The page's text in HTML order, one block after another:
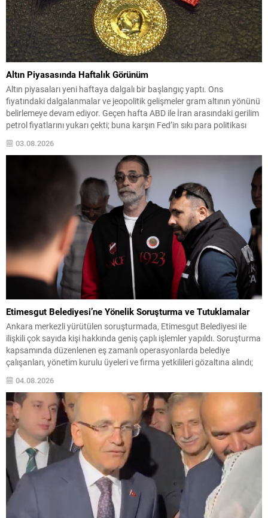
Altın Piyasasında Haftalık Görünüm
Altın piyasaları yeni haftaya dalgalı bir başlangıç yaptı. Ons
fiyatındaki dalgalanmalar ve jeopolitik gelişmeler gram altının yönünü
belirlemeye devam ediyor. Geçen hafta ABD ile İran arasındaki gerilim
petrol fiyatlarını yukarı çekti; buna karşın Fed’in sıkı para politikası
Gram ve Ons Fiyatları Gram...
03.08.2026
Etimesgut Belediyesi’ne Yönelik Soruşturma ve Tutuklamalar
Ankara merkezli yürütülen soruşturmada, Etimesgut Belediyesi ile
ilişkili çok sayıda kişi hakkında geniş çaplı işlemler yapıldı. Soruşturma
kapsamında düzenlenen eş zamanlı operasyonlarda belediye
çalışanları, yönetim kurulu üyeleri ve firma yetkilileri gözaltına alındı;
İçişleri Bakanlığı, tutuklanan belediye başkanı hakkında geçici
görevden uzaklaştırma...
04.08.2026